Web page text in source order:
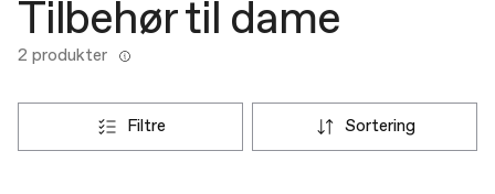
Tilbehør til dame
2 produkter
filtre sortering